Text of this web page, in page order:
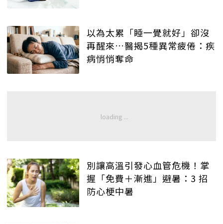
以為太累「睡一覺就好」卻沒
再醒來…醫揭5種異常疲倦：疾
病悄悄奪命
別讓高溫引發心血管危機！掌
握「免費＋漸進」避暑：3 招
防心梗中暑